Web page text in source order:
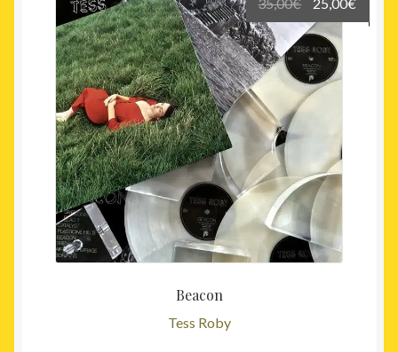
Beacon
Tess Roby
35,00€
prix
initial
était :
35,00€.
25,00€
prix